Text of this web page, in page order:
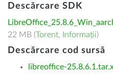
Descărcare SDK
22 MB (Torent, Informații)
Descărcare cod sursă
libreoffice-